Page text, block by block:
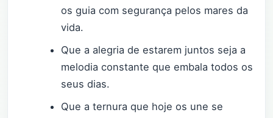
os guia com segurança pelos mares da
vida.
Que a alegria de estarem juntos seja a
melodia constante que embala todos os
seus dias.
Que a ternura que hoje os une se